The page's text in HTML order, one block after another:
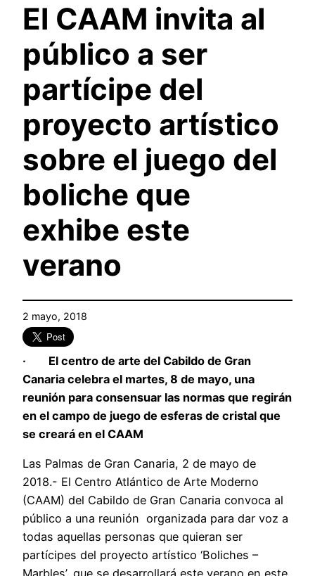
El CAAM invita al
público a ser
partícipe del
proyecto artístico
sobre el juego del
boliche que
exhibe este
verano
2 mayo, 2018
· El centro de arte del Cabildo de Gran
Canaria celebra el martes, 8 de mayo, una
reunión para consensuar las normas que regirán
en el campo de juego de esferas de cristal que
se creará en el CAAM
Las Palmas de Gran Canaria, 2 de mayo de
2018.- El Centro Atlántico de Arte Moderno
(CAAM) del Cabildo de Gran Canaria convoca al
público a una reunión organizada para dar voz a
todas aquellas personas que quieran ser
partícipes del proyecto artístico ‘Boliches –
Marbles’, que se desarrollará este verano en este